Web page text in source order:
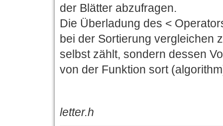
der Blätter abzufragen.
Die Überladung des <
bei der Sortierung vergleichen
selbst zählt, sondern dessen
von der Funktion sort
letter.h